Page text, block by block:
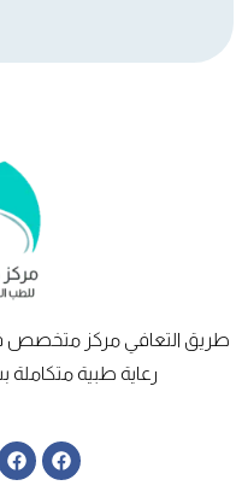
طريقالتعافي
مركز متخصص في
رعاية طبية متكاملة
F
a
F
a